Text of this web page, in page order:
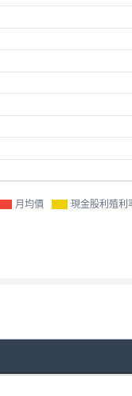
月均價 現金股利殖利